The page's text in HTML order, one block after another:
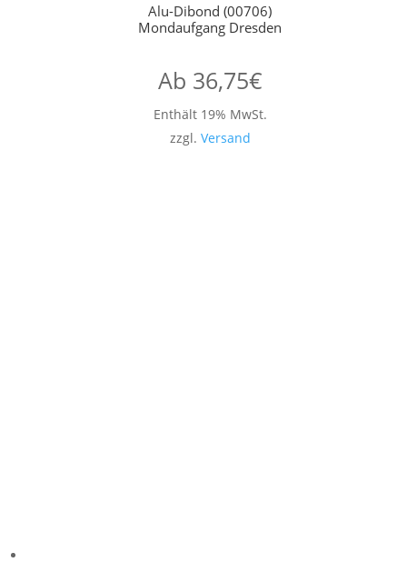
Alu-Dibond (00706)
Mondaufgang Dresden
Ab 36,75€
Enthält 19% MwSt.
zzgl. Versand